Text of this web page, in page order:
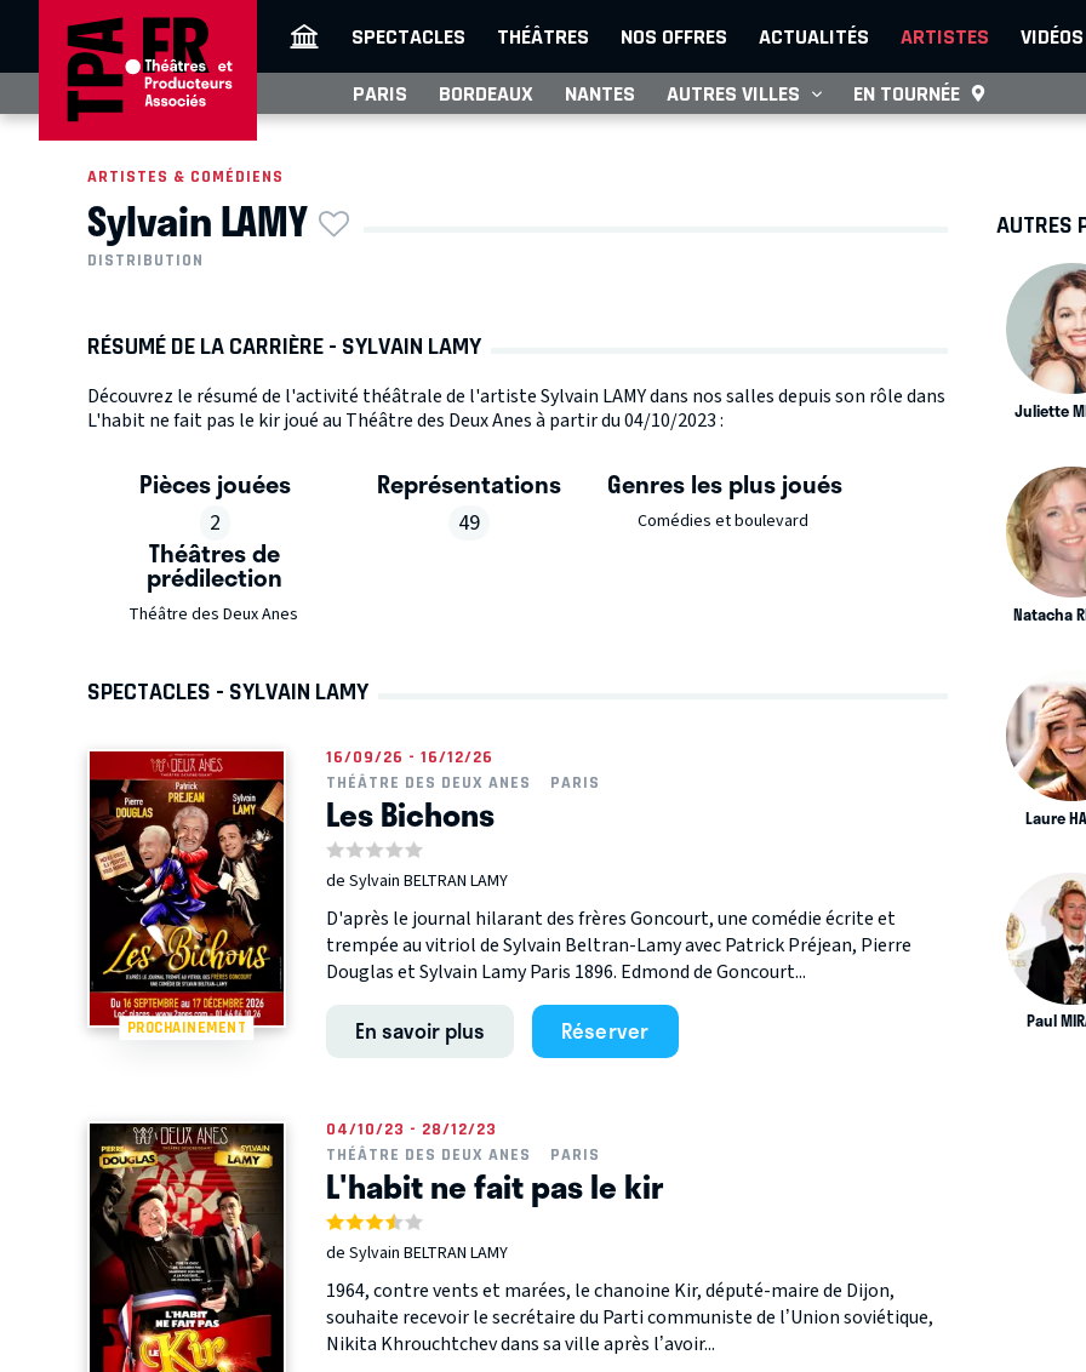
SPECTACLES THÉÂTRES NOS OFFRES ACTUALITÉS ARTISTES VIDÉOS
PARIS BORDEAUX NANTES AUTRES VILLES EN TOURNÉE
ARTISTES & COMÉDIENS
Sylvain LAMY
DISTRIBUTION
RÉSUMÉ DE LA CARRIÈRE - SYLVAIN LAMY
Découvrez le résumé de l'activité théâtrale de l'artiste Sylvain LAMY dans nos salles depuis son rôle dans
L'habit ne fait pas le kir joué au Théâtre des Deux Anes à partir du 04/10/2023 :
Pièces jouées
2
Représentations
49
Genres les plus joués
Comédies et boulevard
Théâtres de
prédilection
Théâtre des Deux Anes
SPECTACLES - SYLVAIN LAMY
PROCHAINEMENT
16/09/26 - 16/12/26
THÉÂTRE DES DEUX ANES
PARIS
Les Bichons
de Sylvain BELTRAN LAMY
D'après le journal hilarant des frères Goncourt, une comédie écrite et
trempée au vitriol de Sylvain Beltran-Lamy avec Patrick Préjean, Pierre
Douglas et Sylvain Lamy Paris 1896. Edmond de Goncourt...
En savoir plus Réserver
04/10/23 - 28/12/23
THÉÂTRE DES DEUX ANES
PARIS
L'habit ne fait pas le kir
de Sylvain BELTRAN LAMY
1964, contre vents et marées, le chanoine Kir, député-maire de Dijon,
souhaite recevoir le secrétaire du Parti communiste de l’Union soviétique,
Nikita Khrouchtchev dans sa ville après l’avoir...
AUTRES
Juliette
Natacha
Laure
Paul